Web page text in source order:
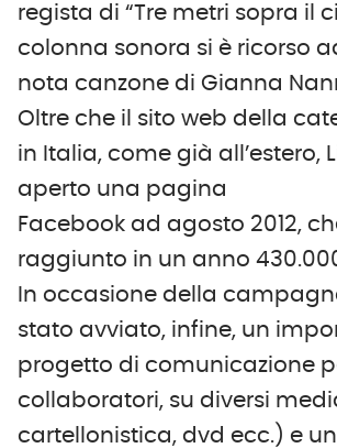
regista di “Tre metri sopra il
colonna sonora si è ricorso ad
nota canzone di Gianna
Oltre che il sito web della
in Italia, come già all’estero,
aperto una pagina
Facebook ad agosto 2012,
raggiunto in un anno
In occasione della
stato avviato, infine, un
progetto di comunicazione
collaboratori, su diversi
cartellonistica, dvd ecc.) e